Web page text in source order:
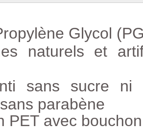
Glycol
naturels et
sans sucre ni
parabène
PET avec